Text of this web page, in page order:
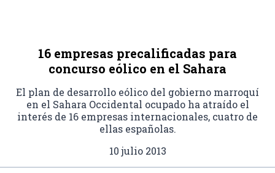
16 empresas precalificadas para
concurso eólico en el Sahara
El plan de desarrollo eólico del gobierno marroquí
en el Sahara Occidental ocupado ha atraído el
interés de 16 empresas internacionales, cuatro de
ellas españolas.
10 julio 2013